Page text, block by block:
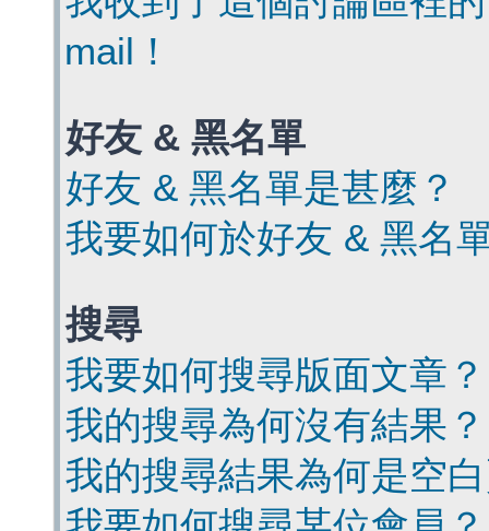
mail！
好友 & 黑名單
好友 & 黑名單是甚麼？
我要如何於好友 & 黑名
搜尋
我要如何搜尋版面文章？
我的搜尋為何沒有結果？
我的搜尋結果為何是空